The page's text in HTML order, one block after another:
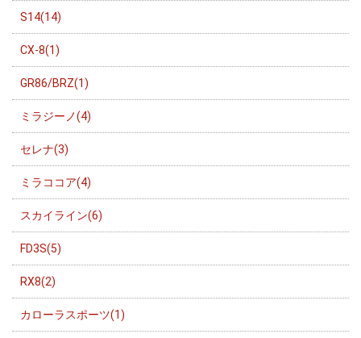
S14(14)
CX-8(1)
GR86/BRZ(1)
ミラジーノ(4)
セレナ(3)
ミラココア(4)
スカイライン(6)
FD3S(5)
RX8(2)
カローラスポーツ(1)